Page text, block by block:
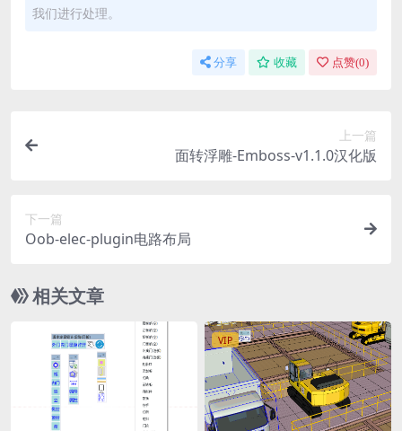
我们进行处理。
分享 收藏 点赞(0)
上一篇
面转浮雕-Emboss-v1.1.0汉化版
下一篇
Oob-elec-plugin电路布局
相关文章
VIP